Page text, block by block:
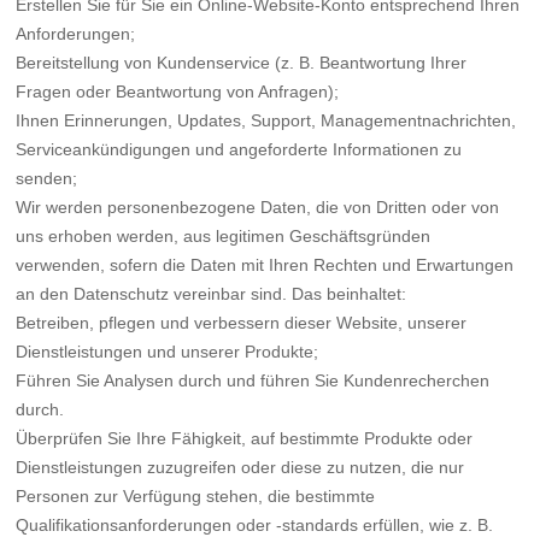
Erstellen Sie für Sie ein Online-Website-Konto entsprechend Ihren
Anforderungen;
Bereitstellung von Kundenservice (z. B. Beantwortung Ihrer
Fragen oder Beantwortung von Anfragen);
Ihnen Erinnerungen, Updates, Support, Managementnachrichten,
Serviceankündigungen und angeforderte Informationen zu
senden;
Wir werden personenbezogene Daten, die von Dritten oder von
uns erhoben werden, aus legitimen Geschäftsgründen
verwenden, sofern die Daten mit Ihren Rechten und Erwartungen
an den Datenschutz vereinbar sind. Das beinhaltet:
Betreiben, pflegen und verbessern dieser Website, unserer
Dienstleistungen und unserer Produkte;
Führen Sie Analysen durch und führen Sie Kundenrecherchen
durch.
Überprüfen Sie Ihre Fähigkeit, auf bestimmte Produkte oder
Dienstleistungen zuzugreifen oder diese zu nutzen, die nur
Personen zur Verfügung stehen, die bestimmte
Qualifikationsanforderungen oder -standards erfüllen, wie z. B.